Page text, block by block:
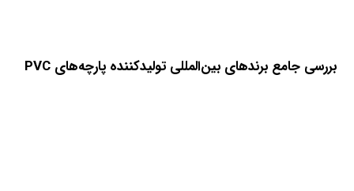
بررسی جامع برندهای بین‌المللی تولیدکننده پارچه‌های PVC